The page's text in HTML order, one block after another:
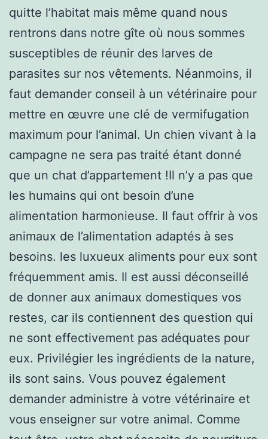
quitte l’habitat mais même quand nous
rentrons dans notre gîte où nous sommes
susceptibles de réunir des larves de
parasites sur nos vêtements. Néanmoins, il
faut demander conseil à un vétérinaire pour
mettre en œuvre une clé de vermifugation
maximum pour l’animal. Un chien vivant à la
campagne ne sera pas traité étant donné
que un chat d’appartement !Il n’y a pas que
les humains qui ont besoin d’une
alimentation harmonieuse. Il faut offrir à vos
animaux de l’alimentation adaptés à ses
besoins. les luxueux aliments pour eux sont
fréquemment amis. Il est aussi déconseillé
de donner aux animaux domestiques vos
restes, car ils contiennent des question qui
ne sont effectivement pas adéquates pour
eux. Privilégier les ingrédients de la nature,
ils sont sains. Vous pouvez également
demander administre à votre vétérinaire et
vous enseigner sur votre animal. Comme